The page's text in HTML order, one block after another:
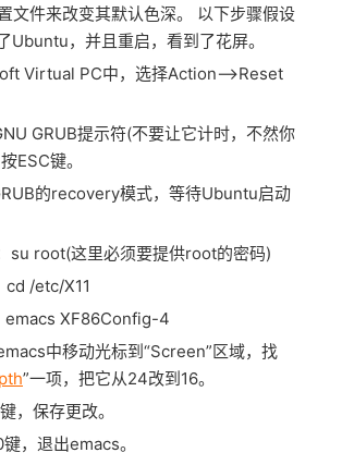
文件来改变其默认色深。 以下步骤假设
Ubuntu，并且重启，看到了花屏。
Virtual PC中，选择Action-->Reset
GRUB提示符(不要让它计时，不然你
ESC键。
的recovery模式，等待Ubuntu启动
root(这里必须要提供root的密码)
/etc/X11
XF86Config-4
中移动光标到“Screen”区域，找
”一项，把它从24改到16。
保存更改。
退出emacs。